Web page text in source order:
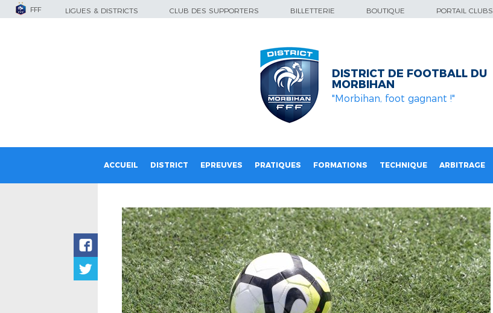
FFF LIGUES & DISTRICTS CLUB DES SUPPORTERS BILLETTERIE BOUTIQUE PORTAIL CLUBS
DISTRICT DE FOOTBALL DU
MORBIHAN
"Morbihan, foot gagnant !"
ACCUEIL DISTRICT EPREUVES PRATIQUES FORMATIONS TECHNIQUE ARBITRAGE